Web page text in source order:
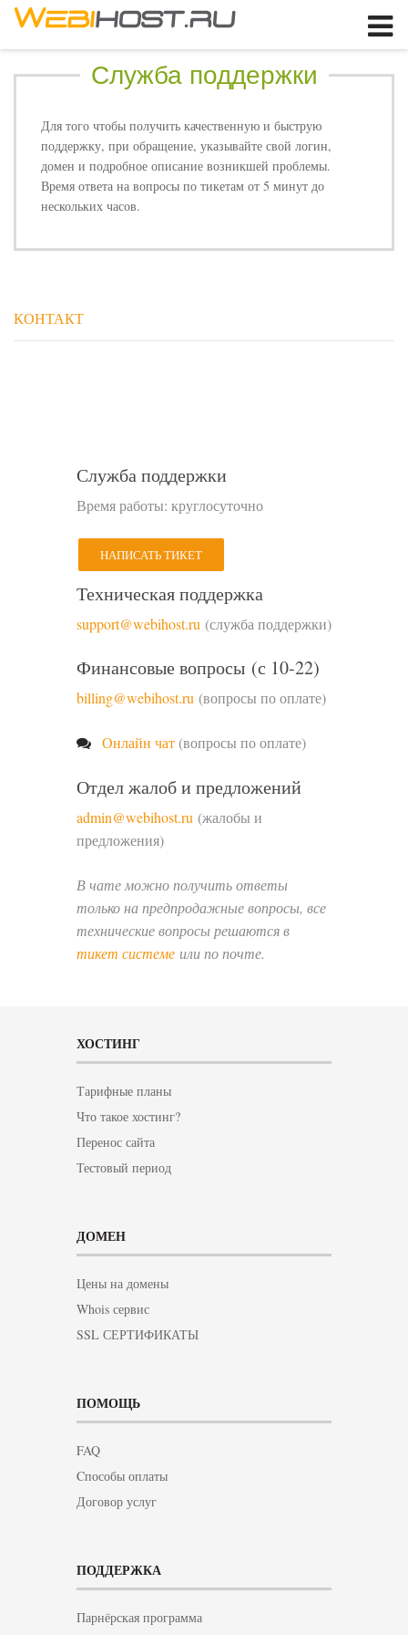
Служба поддержки
Для того чтобы получить качественную и быструю
поддержку, при обращение, указывайте свой логин,
домен и подробное описание возникшей проблемы.
Время ответа на вопросы по тикетам от 5 минут до
нескольких часов.
КОНТАКТ
Служба поддержки
Время работы: круглосуточно
НАПИСАТЬ ТИКЕТ
Техническая поддержка
support@webihost.ru (служба поддержки)
Финансовые вопросы (с 10-22)
billing@webihost.ru (вопросы по оплате)
Онлайн чат (вопросы по оплате)
Отдел жалоб и предложений
admin@webihost.ru (жалобы и
предложения)
В чате можно получить ответы
только на предпродажные вопросы, все
технические вопросы решаются в
тикет системе или по почте.
ХОСТИНГ
Тарифные планы
Что такое хостинг?
Перенос сайта
Тестовый период
ДОМЕН
Цены на домены
Whois сервис
SSL СЕРТИФИКАТЫ
ПОМОЩЬ
FAQ
Cпособы оплаты
Договор услуг
ПОДДЕРЖКА
Парнёрская программа
Вход
Вход в кабинет
Пароль: